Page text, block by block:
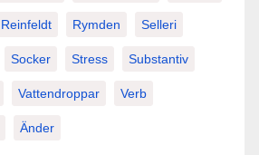
Reinfeldt Rymden Selleri
Socker Stress Substantiv
Vattendroppar Verb
Änder